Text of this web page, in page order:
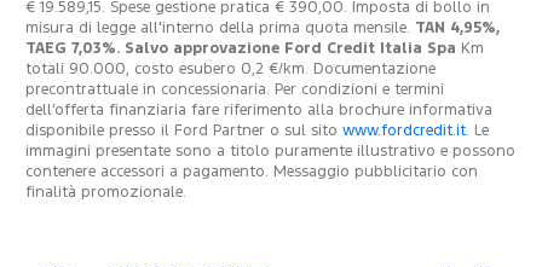
€ 19.589,15. Spese gestione pratica € 390,00. Imposta di bollo in
misura di legge all'interno della prima quota mensile. TAN 4,95%,
TAEG 7,03%. Salvo approvazione Ford Credit Italia Spa Km
totali 90.000, costo esubero 0,2 €/km. Documentazione
precontrattuale in concessionaria. Per condizioni e termini
dell’offerta finanziaria fare riferimento alla brochure informativa
disponibile presso il Ford Partner o sul sito www.fordcredit.it. Le
immagini presentate sono a titolo puramente illustrativo e possono
contenere accessori a pagamento. Messaggio pubblicitario con
finalità promozionale.